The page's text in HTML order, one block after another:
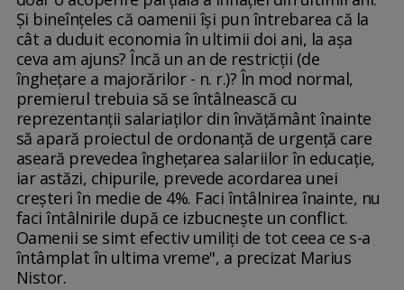
Şi bineînţeles că oamenii îşi pun întrebarea că la
cât a duduit economia în ultimii doi ani, la aşa
ceva am ajuns? Încă un an de restricţii (de
îngheţare a majorărilor - n. r.)? În mod normal,
premierul trebuia să se întâlnească cu
reprezentanţii salariaţilor din învăţământ înainte
să apară proiectul de ordonanţă de urgenţă care
aseară prevedea îngheţarea salariilor în educaţie,
iar astăzi, chipurile, prevede acordarea unei
creşteri în medie de 4%. Faci întâlnirea înainte, nu
faci întâlnirile după ce izbucneşte un conflict.
Oamenii se simt efectiv umiliţi de tot ceea ce s-a
întâmplat în ultima vreme", a precizat Marius
Nistor.